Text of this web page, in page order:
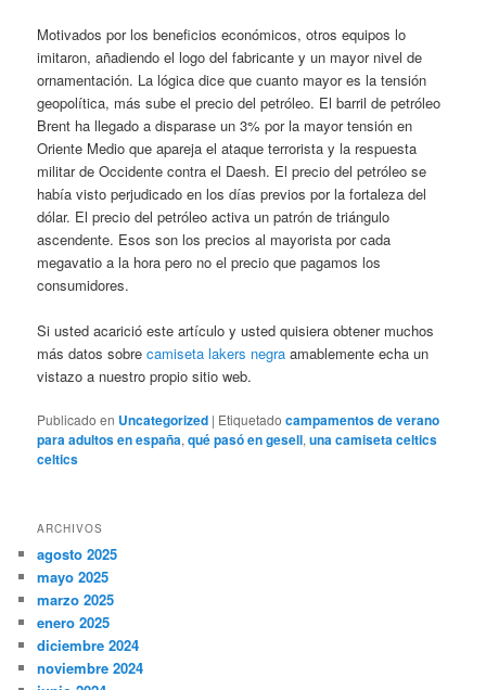
Motivados por los beneficios económicos, otros equipos lo
imitaron, añadiendo el logo del fabricante y un mayor nivel de
ornamentación. La lógica dice que cuanto mayor es la tensión
geopolítica, más sube el precio del petróleo. El barril de petróleo
Brent ha llegado a disparase un 3% por la mayor tensión en
Oriente Medio que apareja el ataque terrorista y la respuesta
militar de Occidente contra el Daesh. El precio del petróleo se
había visto perjudicado en los días previos por la fortaleza del
dólar. El precio del petróleo activa un patrón de triángulo
ascendente. Esos son los precios al mayorista por cada
megavatio a la hora pero no el precio que pagamos los
consumidores.
Si usted acarició este artículo y usted quisiera obtener muchos
más datos sobrecamiseta lakers negra amablemente echa un
vistazo a nuestro propio sitio web.
Publicado en Uncategorized | Etiquetado campamentos de verano
para adultos en españa,qué pasó en gesell,una camiseta celtics
celtics
ARCHIVOS
agosto 2025
mayo 2025
marzo 2025
enero 2025
diciembre 2024
noviembre 2024